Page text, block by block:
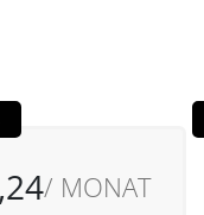
/ MONAT